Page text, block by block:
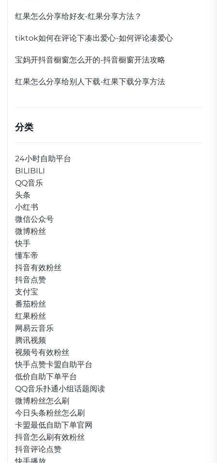
红果怎么分享给好友-红果分享方法？
tiktok如何在评论下凑出爱心-如何评论凑爱心
宝妈开抖音橱窗怎么开的-抖音橱窗开法攻略
红果怎么分享给别人下载-红果下载分享方法
分类
24小时自助平台
BILIBILI
QQ音乐
头条
小红书
微信公众号
微博粉丝
快手
懂车帝
抖音有效粉丝
抖音点赞
支付宝
番茄粉丝
红果粉丝
网易云音乐
腾讯视频
视频号有效粉丝
快手点赞卡盟自助平台
低价自助下单平台
QQ音乐扑通小组话题阅读
微博粉丝怎么刷
今日头条粉丝怎么刷
卡盟最低自助下单官网
抖音怎么刷有效粉丝
抖音评论点赞